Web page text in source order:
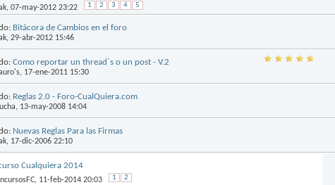
, 07-may-2012 23:22 1 2 3 4 5
Bitácora de Cambios en el foro
, 29-abr-2012 15:46
Como reportar un thread´s o un post - V.2
, 17-ene-2011 15:30
Reglas 2.0 - Foro-CualQuiera.com
, 13-may-2008 14:04
Nuevas Reglas Para las Firmas
, 17-dic-2006 22:10
Cualquiera 2014
, 11-feb-2014 20:03 1 2